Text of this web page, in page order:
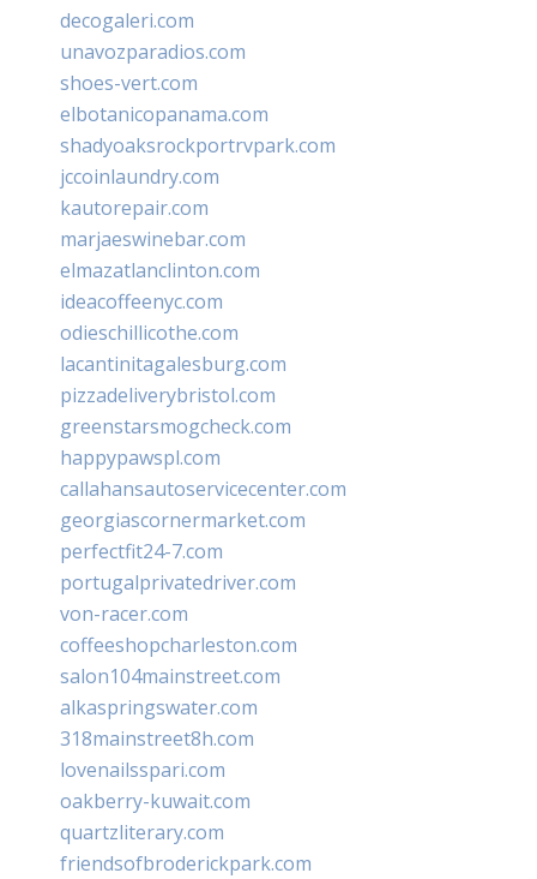
decogaleri.com
unavozparadios.com
shoes-vert.com
elbotanicopanama.com
shadyoaksrockportrvpark.com
jccoinlaundry.com
kautorepair.com
marjaeswinebar.com
elmazatlanclinton.com
ideacoffeenyc.com
odieschillicothe.com
lacantinitagalesburg.com
pizzadeliverybristol.com
greenstarsmogcheck.com
happypawspl.com
callahansautoservicecenter.com
georgiascornermarket.com
perfectfit24-7.com
portugalprivatedriver.com
von-racer.com
coffeeshopcharleston.com
salon104mainstreet.com
alkaspringswater.com
318mainstreet8h.com
lovenailsspari.com
oakberry-kuwait.com
quartzliterary.com
friendsofbroderickpark.com